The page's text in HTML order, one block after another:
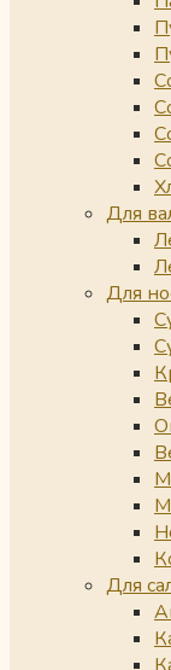
Для
Для
Для